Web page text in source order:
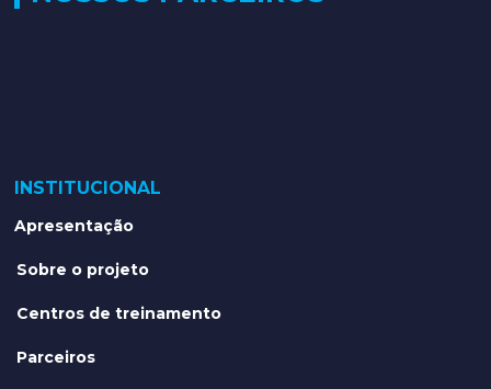
INSTITUCIONAL
Apresentação
Sobre o projeto
Centros de treinamento
Parceiros